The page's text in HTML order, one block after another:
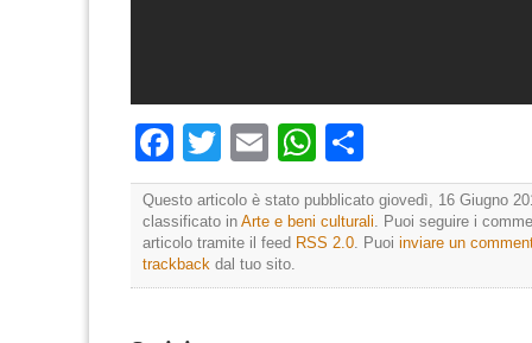
Facebook
TwitterEmailWhatsApp
Questo articolo è stato pubblicato giovedì, 16 Giugno
classificato in Arte e beni culturali . Puoi seguire i
articolo tramite il feed RSS 2.0 . Puoi inviare un
trackback dal tuo sito.